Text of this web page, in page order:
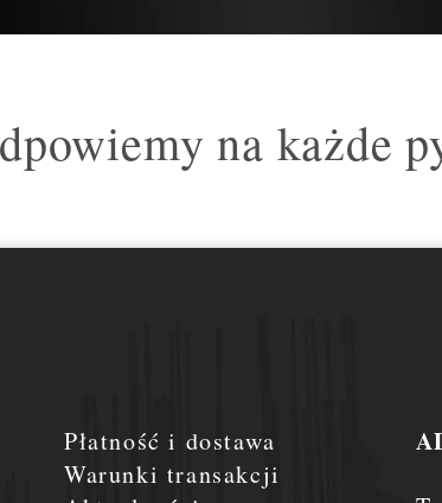
na każde
Płatność i dostawa
Warunki transakcji